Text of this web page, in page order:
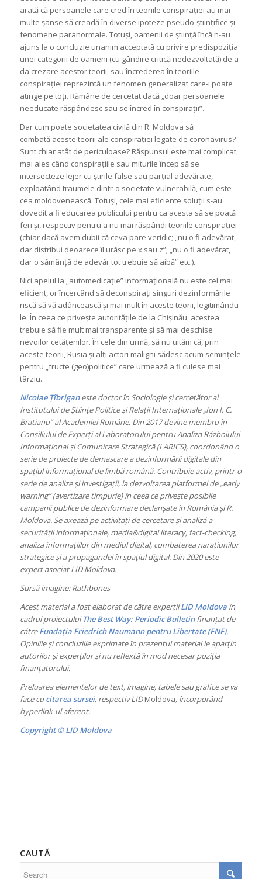
arată că persoanele care cred în teoriile conspirației au mai
multe șanse să creadă în diverse ipoteze pseudo-științifice și
fenomene paranormale. Totuși, oamenii de știință încă n-au
ajuns la o concluzie unanim acceptată cu privire predispoziția
unei categorii de oameni (cu gândire critică nedezvoltată) de a
da crezare acestor teorii, sau încrederea în teoriile
conspirației reprezintă un fenomen generalizat care-i poate
atinge pe toți. Rămâne de cercetat dacă „doar persoanele
needucate răspândesc sau se încred în conspirații”.
Dar cum poate societatea civilă din R. Moldova să
combată aceste teorii ale conspirației legate de coronavirus?
Sunt chiar atât de periculoase? Răspunsul este mai complicat,
mai ales când conspirațiile sau miturile încep să se
intersecteze lejer cu știrile false sau parțial adevărate,
exploatând traumele dintr-o societate vulnerabilă, cum este
cea moldovenească. Totuși, cele mai eficiente soluții s-au
dovedit a fi educarea publicului pentru ca acesta să se poată
feri și, respectiv pentru a nu mai răspândi teoriile conspirației
(chiar dacă avem dubii că ceva pare veridic; „nu o fi adevărat,
dar distribui deoarece îl urăsc pe x sau z”; „nu o fi adevărat,
dar o sămânță de adevăr tot trebuie să aibă” etc.).
Nici apelul la „automedicație” informațională nu este cel mai
eficient, or încercând să deconspirați singuri dezinformările
riscă să vă adâncească și mai mult în aceste teorii, legitimându-
le. În ceea ce privește autoritățile de la Chișinău, acestea
trebuie să fie mult mai transparente și să mai deschise
nevoilor cetățenilor. În cele din urmă, să nu uităm că, prin
aceste teorii, Rusia și alți actori maligni sădesc acum semințele
pentru „fructe (geo)politice” care urmează a fi culese mai
târziu.
Nicolae Țîbriganeste doctor în Sociologie și cercetător al
Institutului de Științe Politice și Relații Internaționale „Ion I. C.
Brătianu” al Academiei Române. Din 2017 devine membru în
Consiliului de Experți al Laboratorului pentru Analiza Războiului
Informațional și Comunicare Strategică (LARICS), coordonând o
serie de proiecte de demascare a dezinformării digitale din
spațiul informațional de limbă română. Contribuie activ, printr-o
serie de analize și investigații, la dezvoltarea platformei de „early
warning” (avertizare timpurie) în ceea ce privește posibile
campanii publice de dezinformare declanșate în România și R.
Moldova. Se axează pe activități de cercetare și analiză a
securității informaționale, media&digital literacy, fact-checking,
analiza informațiilor din mediul digital, combaterea narațiunilor
strategice și a propagandei în spațiul digital. Din 2020 este
expert asociat LID Moldova.
Sursă imagine: Rathbones
Acest material a fost elaborat de către experțiiLID Moldovaîn
cadrul proiectuluiThe Best Way: Periodic Bulletinfinanțat de
cătreFundația Friedrich Naumann pentru Libertate (FNF).
Opiniile și concluziile exprimate în prezentul material le aparțin
autorilor și experților și nu reflextă în mod necesar poziția
finanțatorului.
Preluarea elementelor de text, imagine, tabele sau grafice se va
face cucitarea sursei, respectiv LIDMoldova, încorporând
hyperlink-ul aferent.
Copyright © LID Moldova
CAUTĂ